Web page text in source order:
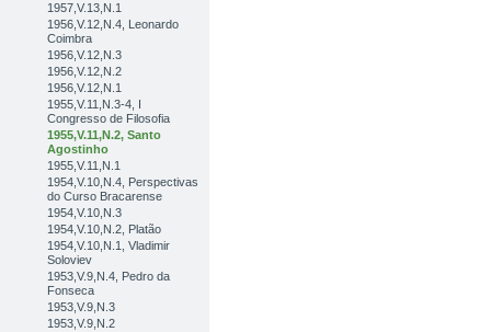
1957,V.13,N.1
1956,V.12,N.4, Leonardo
Coimbra
1956,V.12,N.3
1956,V.12,N.2
1956,V.12,N.1
1955,V.11,N.3-4, I
Congresso de Filosofia
1955,V.11,N.2, Santo
Agostinho
1955,V.11,N.1
1954,V.10,N.4, Perspectivas
do Curso Bracarense
1954,V.10,N.3
1954,V.10,N.2, Platão
1954,V.10,N.1, Vladimir
Soloviev
1953,V.9,N.4, Pedro da
Fonseca
1953,V.9,N.3
1953,V.9,N.2